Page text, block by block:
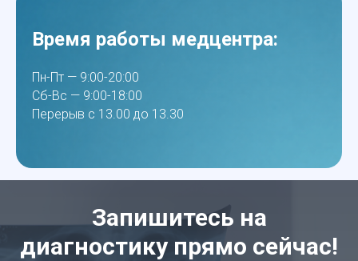
Время работы медцентра:
Пн-Пт — 9:00-20:00
Сб-Вс — 9:00-18:00
Перерыв с 13.00 до 13.30
Запишитесь на
диагностику прямо сейчас!